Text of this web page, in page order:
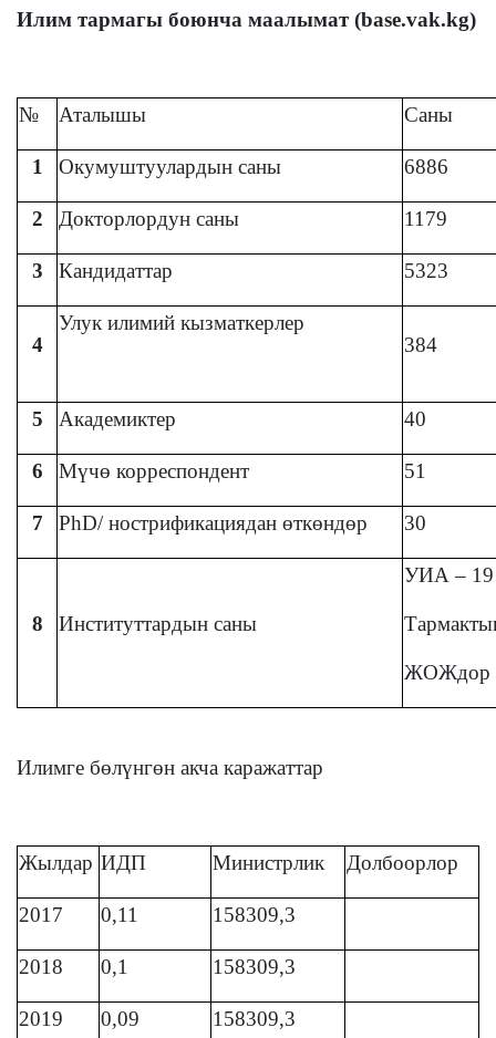
Илим тармагы боюнча маалымат (base.vak.kg)
№ Аталышы Саны
1 Окумуштуулардын саны 6886
2 Докторлордун саны 1179
3 Кандидаттар 5323
4
Улук илимий кызматкерлер
384
5 Академиктер 40
6 Мүчө корреспондент 51
7 PhD/ нострификациядан өткөндөр 30
8 Институттардын саны
УИА – 19
ЖОЖдор
Илимге бөлүнгөн акча каражаттар
Жылдар ИДП Министрлик Долбоорлор
2017 0,11 158309,3
2018 0,1 158309,3
2019 0,09 158309,3